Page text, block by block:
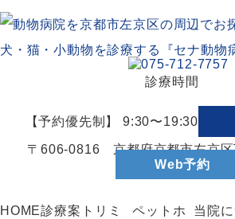
診療時間
【予約優先制】 9:30〜19:30
〒606-0816 京都府京都市左京区
Web予約
HOME診療案 トリミ
ペットホ
当院